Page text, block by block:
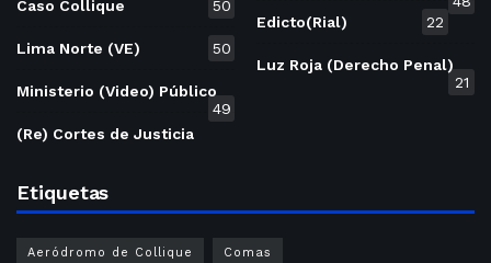
Caso Collique 50
Lima Norte (VE) 50
Ministerio (Video) Público
49
(Re) Cortes de Justicia
Edicto(Rial)
22
Luz Roja (Derecho Penal)
21
Etiquetas
Aeródromo de Collique Comas